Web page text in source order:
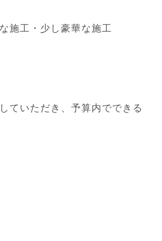
施工・少し豪華な施工
ていただき、予算内でできる